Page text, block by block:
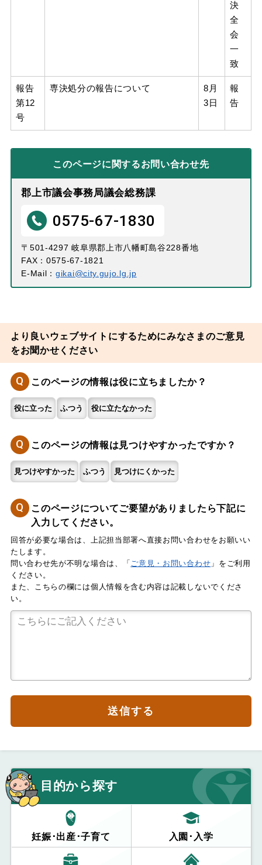
決
全
会
一
致
報告
第12
号
専決処分の報告について
8月
3日
報
告
このページに関するお問い合わせ先
郡上市議会事務局議会総務課
0575-67-1830
〒501-4297 岐阜県郡上市八幡町島谷228番地
FAX：0575-67-1821
E-Mail：gikai@city.gujo.lg.jp
より良いウェブサイトにするためにみなさまのご意見
をお聞かせください
Q このページの情報は役に立ちましたか？
役に立った ふつう 役に立たなかった
Q このページの情報は見つけやすかったですか？
見つけやすかった ふつう 見つけにくかった
Q
このページについてご要望がありましたら下記に
入力してください。
回答が必要な場合は、上記担当部署へ直接お問い合わせをお願いい
たします。
問い合わせ先が不明な場合は、「 ご意見・お問い合わせ 」をご利用
ください。
また、こちらの欄には個人情報を含む内容は記載しないでくださ
い。
送信する
目的から探す
妊娠･出産･子育て 入園･入学